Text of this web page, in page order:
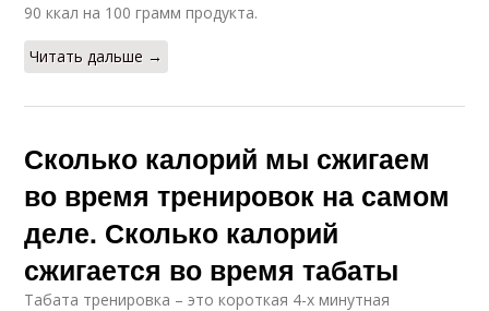
90 ккал на 100 грамм продукта.
Читать дальше →
Сколько калорий мы сжигаем
во время тренировок на самом
деле. Сколько калорий
сжигается во время табаты
Табата тренировка – это короткая 4-х минутная